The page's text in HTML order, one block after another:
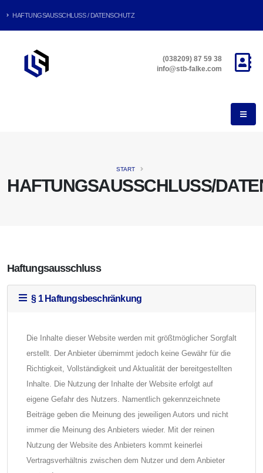
HAFTUNGSAUSSCHLUSS / DATENSCHUTZ
(038209) 87 59 38
info@stb-falke.com
HAFTUNGSAUSSCHLUSS/
START
Haftungsausschluss
§ 1 Haftungsbeschränkung
Die Inhalte dieser Website werden mit größtmöglicher Sorgfalt
erstellt. Der Anbieter übernimmt jedoch keine Gewähr für die
Richtigkeit, Vollständigkeit und Aktualität der bereitgestellten
Inhalte. Die Nutzung der Inhalte der Website erfolgt auf
eigene Gefahr des Nutzers. Namentlich gekennzeichnete
Beiträge geben die Meinung des jeweiligen Autors und nicht
immer die Meinung des Anbieters wieder. Mit der reinen
Nutzung der Website des Anbieters kommt keinerlei
Vertragsverhältnis zwischen dem Nutzer und dem Anbieter